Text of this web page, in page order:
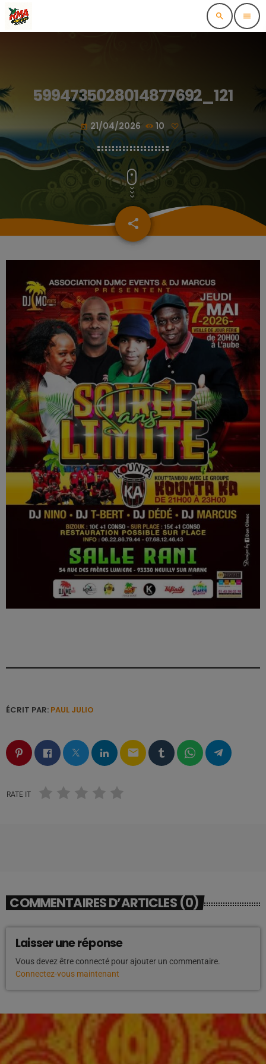
search menu
5994735028014877692_121
today 21/04/2026 10
share
email
ÉCRIT PAR: PAUL JULIO
email
RATE IT
COMMENTAIRES D’ARTICLES (0)
Laisser une réponse
Vous devez être connecté pour ajouter un commentaire.
Connectez-vous maintenant